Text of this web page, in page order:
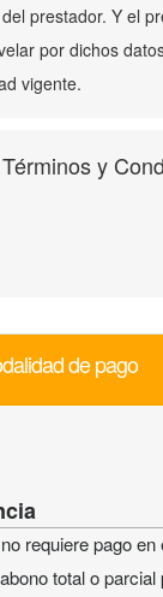
prestador. Y el
por dichos
vigente.
y
de pago
requiere pago en
total o parcial